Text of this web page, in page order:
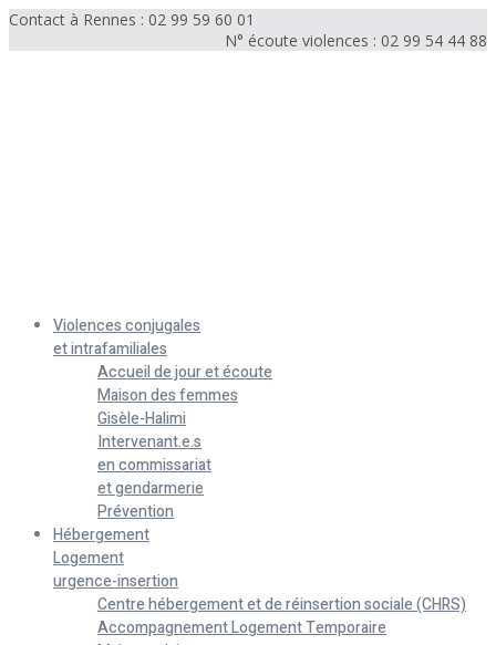
Contact à Rennes : 02 99 59 60 01
N° écoute violences : 02 99 54 44 88
Violences conjugales
et intrafamiliales
Accueil de jour et écoute
Maison des femmes
Gisèle-Halimi
Intervenant.e.s
en commissariat
et gendarmerie
Prévention
Hébergement
Logement
urgence-insertion
Centre hébergement et de réinsertion sociale (CHRS)
Accompagnement Logement Temporaire